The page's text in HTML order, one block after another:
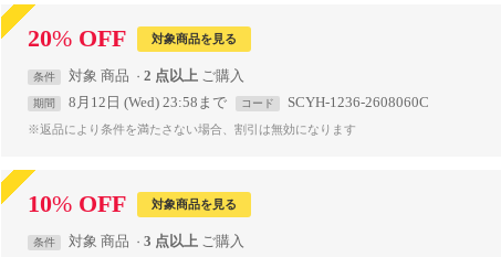
20% OFF 対象商品を見る
条件 対象 商品 2 点以上
期間 8月12日 (Wed) 23:58まで コード SCYH-1236-2608060C
※返品により条件を満たさない場合、割引は無効になります
10% OFF 対象商品を見る
条件 対象 商品 3 点以上